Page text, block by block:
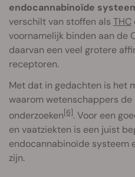
endocannabinoïde
verschilt van stoffen als THC
voornamelijk binden aan de
daarvan een veel grotere
receptoren.
Met dat in gedachten is het
waarom wetenschappers de
onderzoeken[6]. Voor een
en vaatziekten is een juist
endocannabinoïde systeem
zijn.